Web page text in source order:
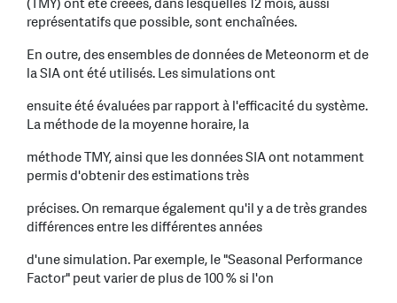
représentatifs que possible, sont enchaînées.
En outre, des ensembles de données de Meteonorm et de
la SIA ont été utilisés. Les simulations ont
ensuite été évaluées par rapport à l'efficacité du système.
La méthode de la moyenne horaire, la
méthode TMY, ainsi que les données SIA ont notamment
permis d'obtenir des estimations très
précises. On remarque également qu'il y a de très grandes
différences entre les différentes années
d'une simulation. Par exemple, le "Seasonal Performance
Factor" peut varier de plus de 100 % si l'on